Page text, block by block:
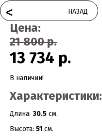
< НАЗАД
Цена:
21 800 р.
13 734 р.
В наличии!
Характеристики:
Длина: 30.5 см.
Высота: 51 см.